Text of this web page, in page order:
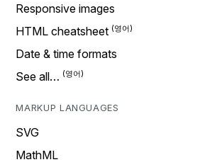
Responsive images
HTML cheatsheet
Date & time formats
See all…
MARKUP LANGUAGES
SVG
MathML